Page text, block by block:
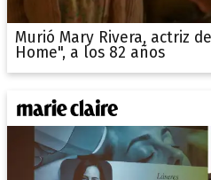
Murió Mary Rivera, actriz
Home", a los 82 años